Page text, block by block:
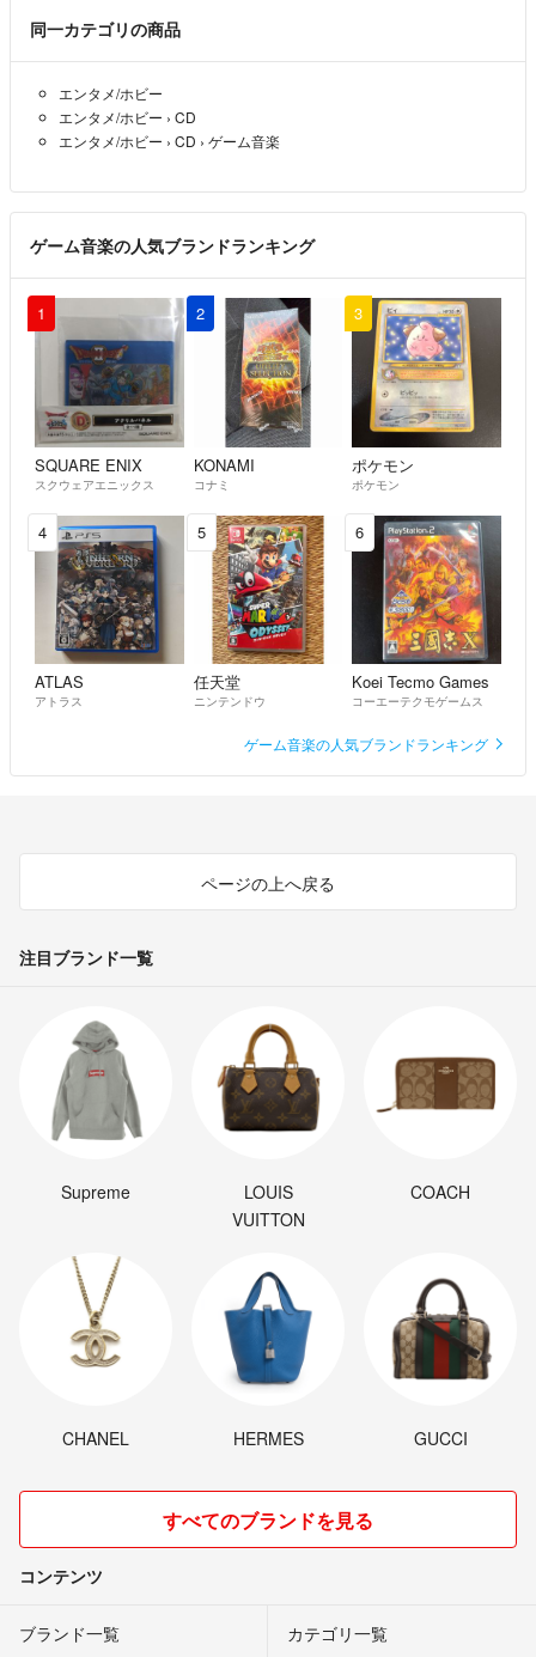
同一カテゴリの商品
エンタメ/ホビー
エンタメ/ホビー › CD
エンタメ/ホビー › CD › ゲーム音楽
ゲーム音楽の人気ブランドランキング
1
SQUARE ENIX
スクウェアエニックス
2
KONAMI
コナミ
3
ポケモン
ポケモン
4
ATLAS
アトラス
5
任天堂
ニンテンドウ
6
Koei Tecmo Games
コーエーテクモゲームス
ゲーム音楽の人気ブランドランキング
ページの上へ戻る
注目ブランド一覧
Supreme
LOUIS
VUITTON
COACH
CHANEL HERMES GUCCI
すべてのブランドを見る
コンテンツ
ブランド一覧 カテゴリ一覧